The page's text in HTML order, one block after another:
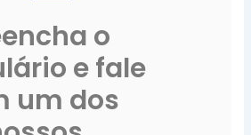
o
e fale
um dos